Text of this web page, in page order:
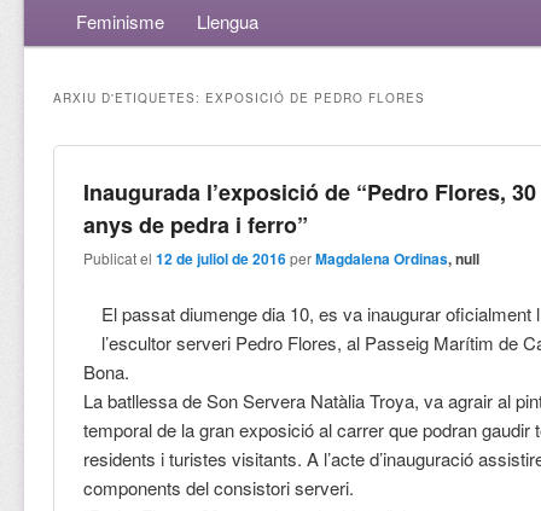
Feminisme
Llengua
ARXIU D'ETIQUETES: EXPOSICIÓ DE PEDRO FLORES
Inaugurada l’exposició de “Pedro Flores, 30
anys de pedra i ferro”
Publicat el12 de juliol de 2016 perMagdalena Ordinas, null
El passat diumenge dia 10, es va inaugurar oficialment
l’escultor serveri Pedro Flores, al Passeig Marítim de
Bona.
La batllessa de Son Servera Natàlia Troya, va agrair al
temporal de la gran exposició al carrer que podran gaudir
residents i turistes visitants. A l’acte d’inauguració
components del consistori serveri.